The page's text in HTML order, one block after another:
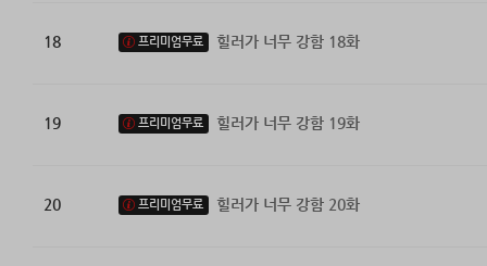
18 프리미엄무료 힐러가 너무 강함 18화
19 프리미엄무료 힐러가 너무 강함 19화
20 프리미엄무료 힐러가 너무 강함 20화